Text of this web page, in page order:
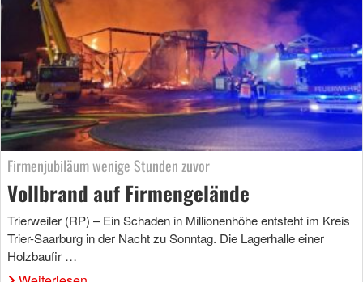
Firmenjubiläum wenige Stunden zuvor
Vollbrand auf Firmengelände
Trierweiler (RP) – Ein Schaden in Millionenhöhe entsteht im Kreis
Trier-Saarburg in der Nacht zu Sonntag. Die Lagerhalle einer
Holzbaufir …